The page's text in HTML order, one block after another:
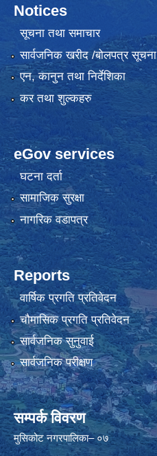
Notices
सूचना तथा समाचार
सार्वजनिक खरीद /बोलपत्र सूचना
एन, कानुन तथा निर्देशिका
कर तथा शुल्कहरु
eGov services
घटना दर्ता
सामाजिक सुरक्षा
नागरिक वडापत्र
Reports
वार्षिक प्रगति प्रतिवेदन
चौमासिक प्रगति प्रतिवेदन
सार्वजनिक सुनुवाई
सार्वजनिक परीक्षण
सम्पर्क विवरण
मुसिकोट नगरपालिका– ०७